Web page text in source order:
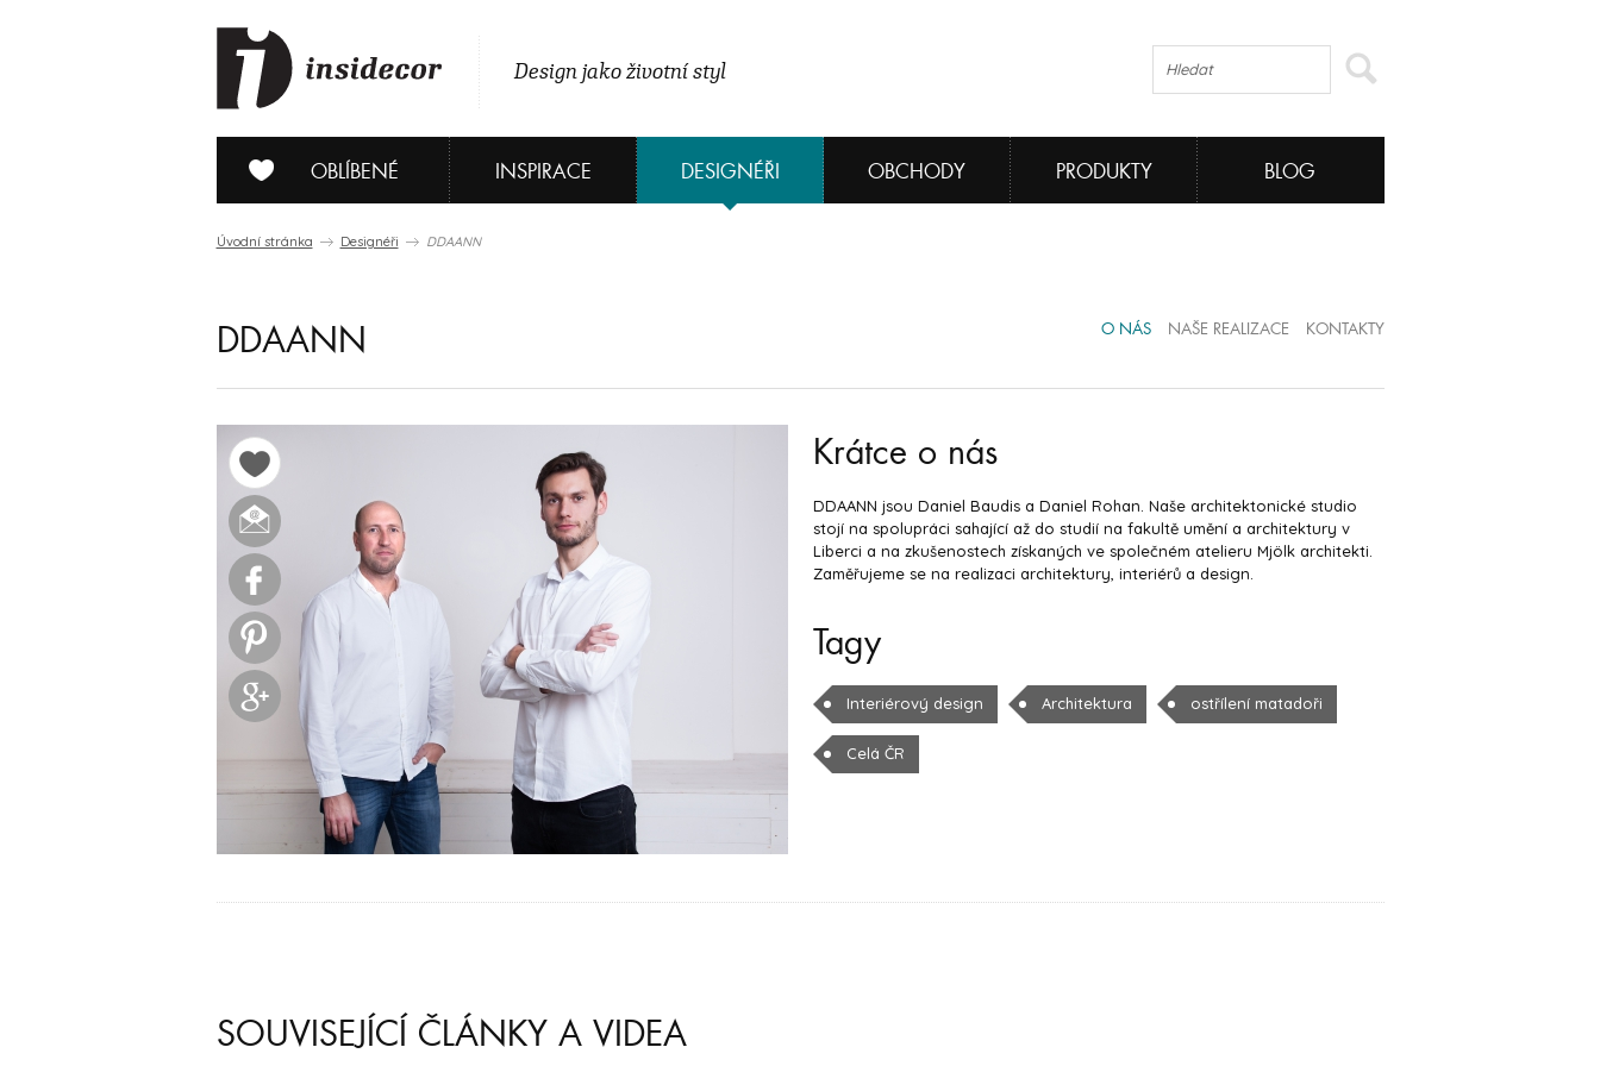
Design jako životní styl
OBLÍBENÉ INSPIRACE DESIGNÉŘI OBCHODY PRODUKTY BLOG
Úvodní stránka Designéři DDAANN
DDAANN O NÁS NAŠE REALIZACE KONTAKTY
Krátce o nás
DDAANN jsou Daniel Baudis a Daniel Rohan. Naše architektonické studio
stojí na spolupráci sahající až do studií na fakultě umění a architektury v
Liberci a na zkušenostech získaných ve společném atelieru Mjölk architekti.
Zaměřujeme se na realizaci architektury, interiérů a design.
Tagy
Interiérový design Architektura ostřílení matadoři
Celá ČR
SOUVISEJÍCÍ ČLÁNKY A VIDEA